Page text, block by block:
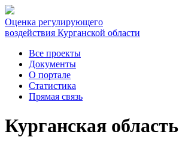
Оценка регулирующего
воздействия Курганской области
Все проекты
Документы
О портале
Статистика
Прямая связь
Курганская область